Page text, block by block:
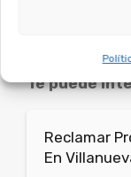
Si estás en
Te puede
Reclamar
En